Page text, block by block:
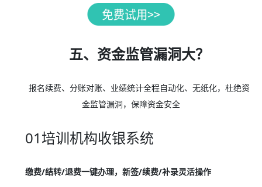
五、资金监管漏洞大？
报名续费、分账对账、业绩统计全程自动化、无纸化，杜绝资
金监管漏洞，保障资金安全
01培训机构收银系统
缴费/结转/退费一键办理，新签/续费/补录灵活操作